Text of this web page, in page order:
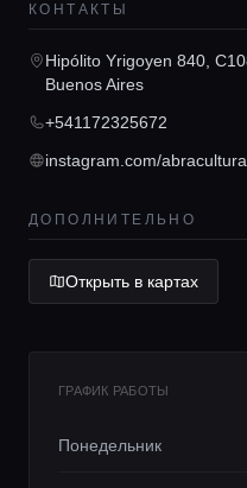
Гиды
Консьерж
Lifestyle
КОНТАКТЫ
Hipólito Yrigoyen 840,
Buenos Aires
+541172325672
instagram.com/
ДОПОЛНИТЕЛЬНО
Открыть в картах
ГРАФИК РАБОТЫ
Понедельник